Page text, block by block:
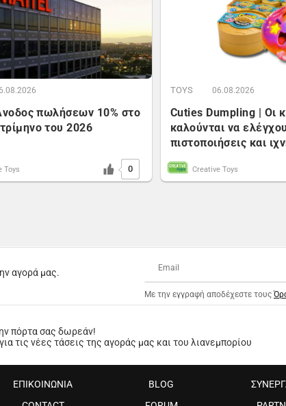
πωλήσεων 10% στο
του 2026
Toys 0
TOYS 06.08.2026
Cuties Dumpling | Οι
καλούνται να
πιστοποιήσεις και
Creative Toys
αγορά μας.
Με την εγγραφή αποδέχεστε τους
πόρτα σας δωρεάν!
τις νέες τάσεις της αγοράς μας και του λιανεμπορίου
ΕΠΙΚΟΙΝΩΝΙΑ BLOG